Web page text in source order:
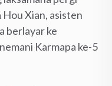
Xian, asisten
berlayar ke
Karmapa ke-5